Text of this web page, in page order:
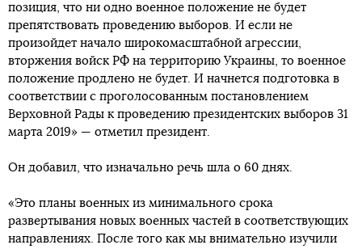
позиция, что ни одно военное положение не будет
препятствовать проведению выборов. И если не
произойдет начало широкомасштабной агрессии,
вторжения войск РФ на территорию Украины, то военное
положение продлено не будет. И начнется подготовка в
соответствии с проголосованным постановлением
Верховной Рады к проведению президентских выборов 31
марта 2019» — отметил президент.
Он добавил, что изначально речь шла о 60 днях.
«Это планы военных из минимального срока
развертывания новых военных частей в соответствующих
направлениях. После того как мы внимательно изучили